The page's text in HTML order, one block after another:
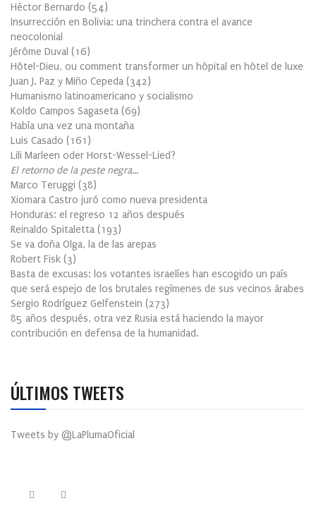
Héctor Bernardo (54)
Insurrección en Bolivia: una trinchera contra el avance
neocolonial
Jérôme Duval (16)
Hôtel-Dieu, ou comment transformer un hôpital en hôtel de luxe
Juan J. Paz y Miño Cepeda (342)
Humanismo latinoamericano y socialismo
Koldo Campos Sagaseta (69)
Había una vez una montaña
Luis Casado (161 )
Lili Marleen oder Horst-Wessel-Lied?
El retorno de la peste negra…
Marco Teruggi (38)
Xiomara Castro juró como nueva presidenta
Honduras: el regreso 12 años después
Reinaldo Spitaletta (193)
Se va doña Olga, la de las arepas
Robert Fisk (3)
Basta de excusas: los votantes israelíes han escogido un país
que será espejo de los brutales regímenes de sus vecinos árabes
Sergio Rodríguez Gelfenstein (273)
85 años después, otra vez Rusia está haciendo la mayor
contribución en defensa de la humanidad.
ÚLTIMOS TWEETS
Tweets by @LaPlumaOficial